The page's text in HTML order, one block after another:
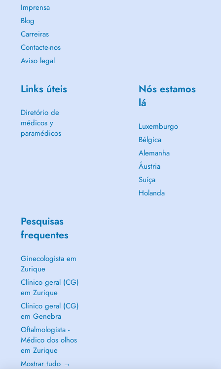
Imprensa
Blog
Carreiras
Contacte-nos
Aviso legal
Links úteis
Diretório de
médicos y
paramédicos
Nós estamos
lá
Luxemburgo
Bélgica
Alemanha
Áustria
Suíça
Holanda
Pesquisas
frequentes
Ginecologista em
Zurique
Clínico geral (CG)
em Zurique
Clínico geral (CG)
em Genebra
Oftalmologista -
Médico dos olhos
em Zurique
Mostrar tudo →